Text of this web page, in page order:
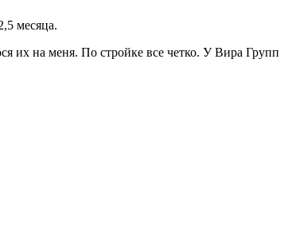
месяца.
их на меня. По стройке все четко. У Вира Групп